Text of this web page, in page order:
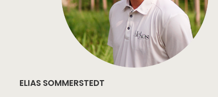
ELIAS SOMMERSTEDT